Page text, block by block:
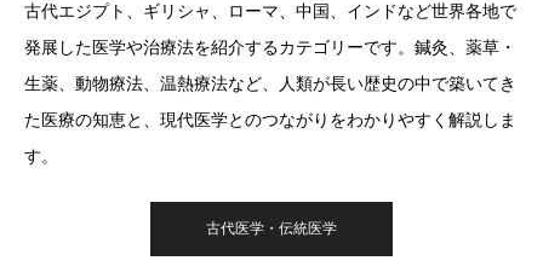
古代エジプト、ギリシャ、ローマ、中国、インドなど世界各地で
発展した医学や治療法を紹介するカテゴリーです。鍼灸、薬草・
生薬、動物療法、温熱療法など、人類が長い歴史の中で築いてき
た医療の知恵と、現代医学とのつながりをわかりやすく解説しま
す。
古代医学・伝統医学